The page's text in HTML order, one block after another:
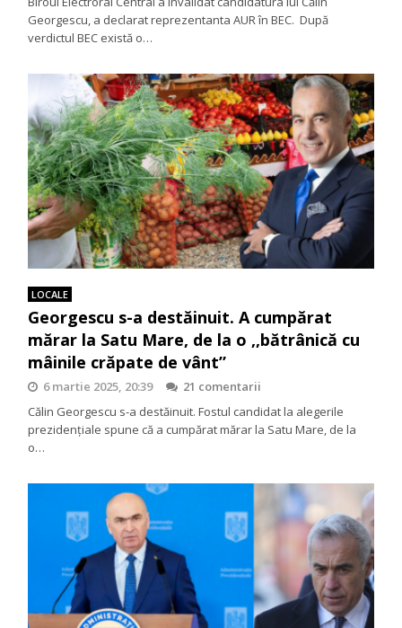
Georgescu, a declarat reprezentanta AUR în BEC. După
verdictul BEC există o…
LOCALE
Georgescu s-a destăinuit. A cumpărat
mărar la Satu Mare, de la o ,,bătrânică cu
mâinile crăpate de vânt”
6 martie 2025, 20:39
21 comentarii
Călin Georgescu s-a destăinuit. Fostul candidat la alegerile
prezidențiale spune că a cumpărat mărar la Satu Mare, de la
o…